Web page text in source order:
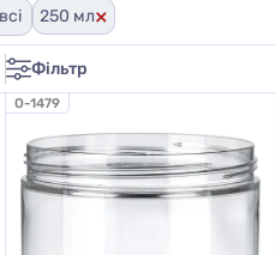
250 мл×
Фільтр
O-1479